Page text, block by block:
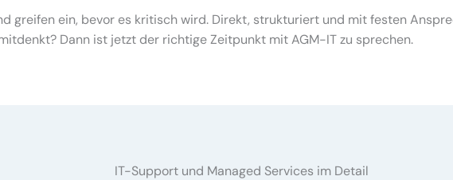
greifen ein, bevor es kritisch wird. Direkt, strukturiert und mit festen
Dann ist jetzt der richtige Zeitpunkt mit AGM-IT zu sprechen.
IT-Support und Managed Services im Detail